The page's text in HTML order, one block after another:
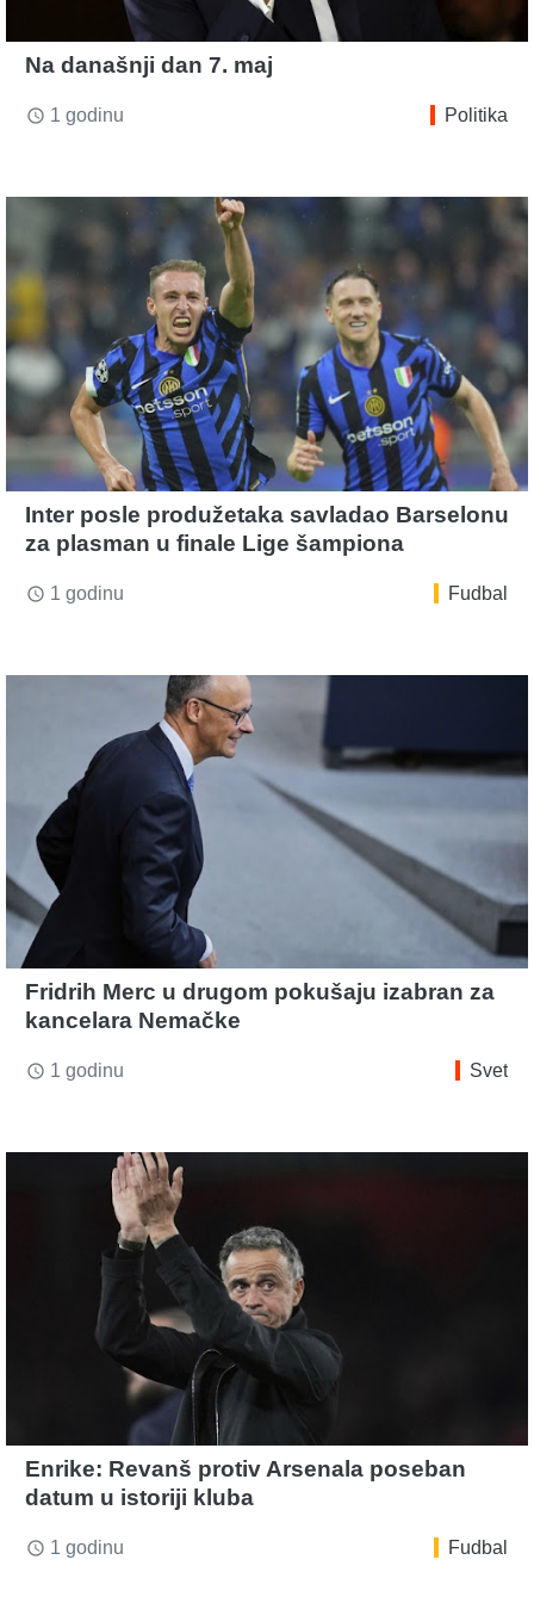
Na današnji dan 7. maj
access_time 1 godinu Politika
Inter posle produžetaka savladao Barselonu
za plasman u finale Lige šampiona
access_time 1 godinu Fudbal
Fridrih Merc u drugom pokušaju izabran za
kancelara Nemačke
access_time 1 godinu Svet
Enrike: Revanš protiv Arsenala poseban
datum u istoriji kluba
access_time 1 godinu Fudbal